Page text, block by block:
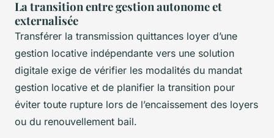
La transition entre gestion autonome et
externalisée
Transférer la transmission quittances loyer d’une
gestion locative indépendante vers une solution
digitale exige de vérifier les modalités du mandat
gestion locative et de planifier la transition pour
éviter toute rupture lors de l’encaissement des loyers
ou du renouvellement bail.